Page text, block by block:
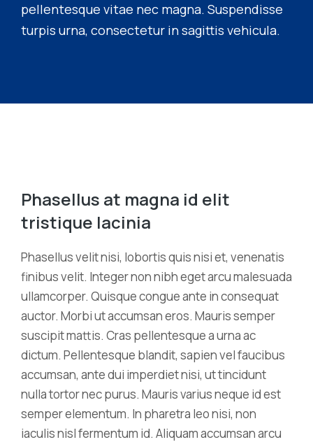
pellentesque vitae nec magna. Suspendisse
turpis urna, consectetur in sagittis vehicula.
Phasellus at magna id elit
tristique lacinia
Phasellus velit nisi, lobortis quis nisi et, venenatis
finibus velit. Integer non nibh eget arcu malesuada
ullamcorper. Quisque congue ante in consequat
auctor. Morbi ut accumsan eros. Mauris semper
suscipit mattis. Cras pellentesque a urna ac
dictum. Pellentesque blandit, sapien vel faucibus
accumsan, ante dui imperdiet nisi, ut tincidunt
nulla tortor nec purus. Mauris varius neque id est
semper elementum. In pharetra leo nisi, non
iaculis nisl fermentum id. Aliquam accumsan arcu